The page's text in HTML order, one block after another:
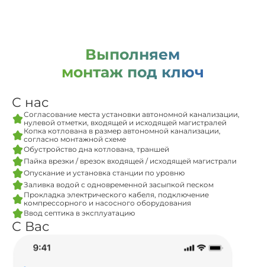
Выполняем
монтаж под ключ
С нас
Согласование места установки автономной канализации,
нулевой отметки, входящей и исходящей магистралей
Копка котлована в размер автономной канализации,
согласно монтажной схеме
Обустройство дна котлована, траншей
Пайка врезки / врезок входящей / исходящей магистрали
Опускание и установка станции по уровню
Заливка водой с одновременной засыпкой песком
Прокладка электрического кабеля, подключение
компрессорного и насосного оборудования
Ввод септика в эксплуатацию
С Вас